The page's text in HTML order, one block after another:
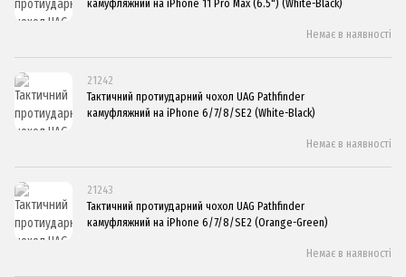
камуфляжний на iPhone 11 Pro Max (6.5") (White-Black)
Немає в наявності
21242
Тактичний протиударний чохол UAG Pathfinder
камуфляжний на iPhone 6/7/8/SE2 (White-Black)
Немає в наявності
21243
Тактичний протиударний чохол UAG Pathfinder
камуфляжний на iPhone 6/7/8/SE2 (Orange-Green)
Немає в наявності